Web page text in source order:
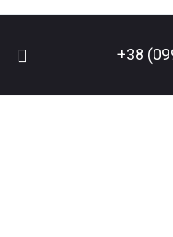
+38